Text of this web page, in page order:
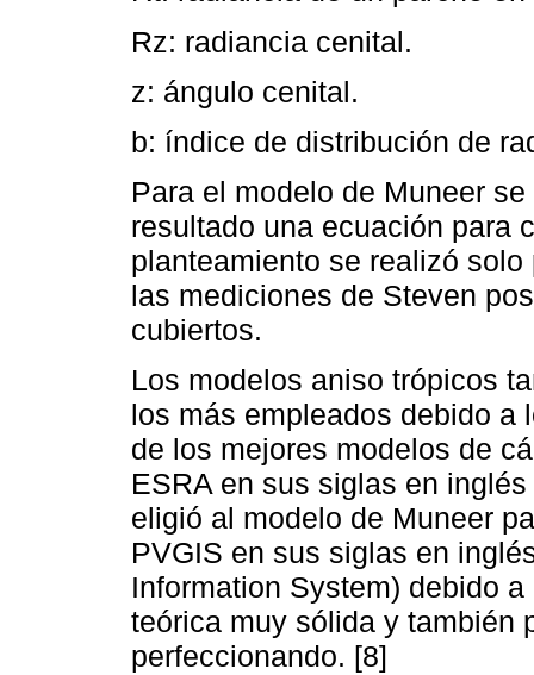
Rz: radiancia cenital.
z: ángulo cenital.
b: índice de distribución de
Para el modelo de Muneer
resultado una ecuación para
planteamiento se realizó
las mediciones de Steven
cubiertos.
Los modelos aniso trópicos
los más empleados debido a
de los mejores modelos de
ESRA en sus siglas en
eligió al modelo de Muneer
PVGIS en sus siglas en
Information System) debido
teórica muy sólida y también
perfeccionando. [8]